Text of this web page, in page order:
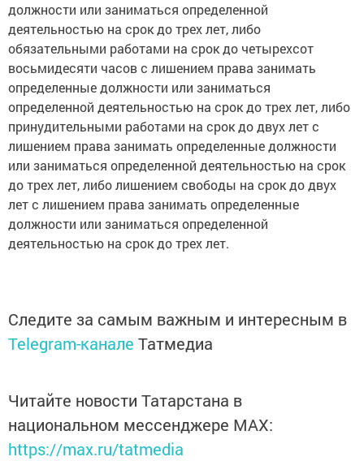
должности или заниматься определенной
деятельностью на срок до трех лет, либо
обязательными работами на срок до четырехсот
восьмидесяти часов с лишением права занимать
определенные должности или заниматься
определенной деятельностью на срок до трех лет, либо
принудительными работами на срок до двух лет с
лишением права занимать определенные должности
или заниматься определенной деятельностью на срок
до трех лет, либо лишением свободы на срок до двух
лет с лишением права занимать определенные
должности или заниматься определенной
деятельностью на срок до трех лет.
Следите за самым важным и интересным в
Telegram-канале Татмедиа
Читайте новости Татарстана в
национальном мессенджере MАХ:
https://max.ru/tatmedia